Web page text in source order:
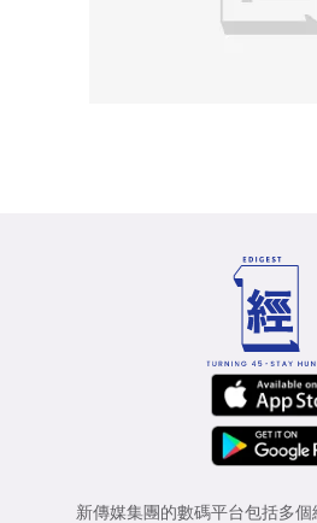
新傳媒集團的數碼平台包括多